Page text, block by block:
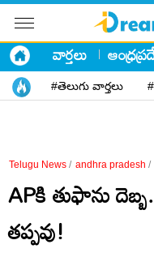
వార్తలు
#తెలుగు వార్తలు
Telugu News / andhra pradesh /
APకి తుఫాను
తప్పవు!